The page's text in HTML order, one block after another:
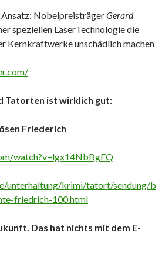
Ansatz: NobelpreisträgerGerard
speziellen LaserTechnologie die
Kernkraftwerke unschädlich machen
Tatorten ist wirklich gut:
Friederich
watch?v=lgx14NbBgFQ
unterhaltung/krimi/tatort/sendung/b
friedrich-100.html
Das hat nichts mit dem E-